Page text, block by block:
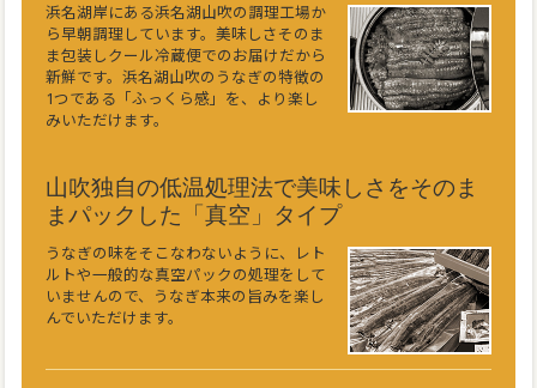
浜名湖岸にある浜名湖山吹の調理工場か
ら早朝調理しています。美味しさそのま
ま包装しクール冷蔵便でのお届けだから
新鮮です。浜名湖山吹のうなぎの特徴の
1つである「ふっくら感」を、より楽し
みいただけます。
山吹独自の低温処理法で美味しさをそのま
まパックした「真空」タイプ
うなぎの味をそこなわないように、レト
ルトや一般的な真空パックの処理をして
いませんので、うなぎ本来の旨みを楽し
んでいただけます。